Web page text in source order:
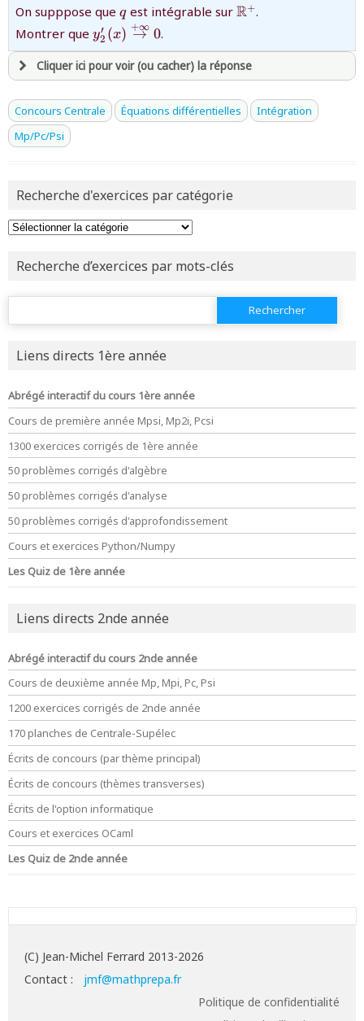
revenir àla page d'accueil
ou tester la page d'extraits libres
On supppose que {q}
qest intégrable sur R+.
Montrer que {y_{2}'(x)\stackrel{+\infty
}{\rightarrow }0}
y2
′ (x) →
+∞ 0.
Cliquer ici pour voir (ou cacher) la réponse
avoirune souscription active sur mathprepa
et être
ou testerla page d'extraits libres
Concours Centrale Équations différentielles
Intégration
Mp/Pc/Psi
Recherche d'exercices par catégorie
Recherche d’exercices par mots-clés
Rechercher :
Liens directs 1ère année
Abrégé interactif du cours 1ère année
Cours de première année Mpsi, Mp2i, Pcsi
1300 exercices corrigés de 1ère année
50 problèmes corrigés d'algèbre
50 problèmes corrigés d'analyse
50 problèmes corrigés d'approfondissement
Cours et exercices Python/Numpy
Les Quiz de 1ère année
Liens directs 2nde année
Abrégé interactif du cours 2nde année
Cours de deuxième année Mp, Mpi, Pc, Psi
1200 exercices corrigés de 2nde année
170 planches de Centrale-Supélec
Écrits de concours (par thème principal)
Écrits de concours (thèmes transverses)
Écrits de l'option informatique
Cours et exercices OCaml
Les Quiz de 2nde année
(C) Jean-Michel Ferrard 2013-2026
Contact :
jmf@mathprepa.fr
Politique de confidentialité